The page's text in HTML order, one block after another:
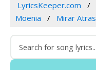
LyricsKeeper.com
Moenia
Mirar Atras